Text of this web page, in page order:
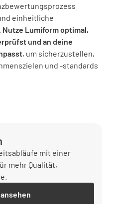
einheitliche
Nutze Lumiform optimal,
und an deine
, um sicherzustellen,
und -standards
mit einer
mehr Qualität,